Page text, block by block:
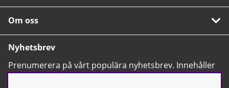
Om oss
Nyhetsbrev
Prenumerera på vårt populära nyhetsbrev. Innehåller
tips, nyheter och våra allra bästa erbjudanden.